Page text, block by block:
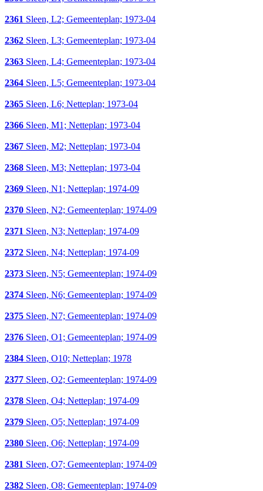
2361 Sleen, L2; Gemeenteplan; 1973-04
2362 Sleen, L3; Gemeenteplan; 1973-04
2363 Sleen, L4; Gemeenteplan; 1973-04
2364 Sleen, L5; Gemeenteplan; 1973-04
2365 Sleen, L6; Netteplan; 1973-04
2366 Sleen, M1; Netteplan; 1973-04
2367 Sleen, M2; Netteplan; 1973-04
2368 Sleen, M3; Netteplan; 1973-04
2369 Sleen, N1; Netteplan; 1974-09
2370 Sleen, N2; Gemeenteplan; 1974-09
2371 Sleen, N3; Netteplan; 1974-09
2372 Sleen, N4; Netteplan; 1974-09
2373 Sleen, N5; Gemeenteplan; 1974-09
2374 Sleen, N6; Gemeenteplan; 1974-09
2375 Sleen, N7; Gemeenteplan; 1974-09
2376 Sleen, O1; Gemeenteplan; 1974-09
2384 Sleen, O10; Netteplan; 1978
2377 Sleen, O2; Gemeenteplan; 1974-09
2378 Sleen, O4; Netteplan; 1974-09
2379 Sleen, O5; Netteplan; 1974-09
2380 Sleen, O6; Netteplan; 1974-09
2381 Sleen, O7; Gemeenteplan; 1974-09
2382 Sleen, O8; Gemeenteplan; 1974-09